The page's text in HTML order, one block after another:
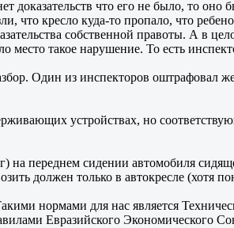
доказательств что его не было, то
что кресло куда-то пропало, что
собственной правоты. А в
такое нарушение. То есть
Один из инспекторов оштрафовал
устройствах, но
на переднем сидении автомобиля
должен только в автокресле (хотя
нормами для нас является
Евразийского Экономического